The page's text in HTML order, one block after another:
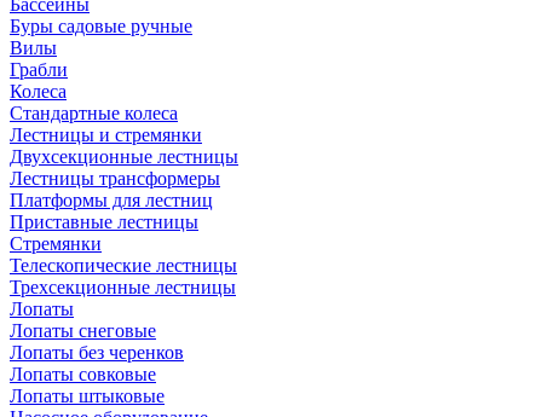
Бассейны
Буры садовые ручные
Вилы
Грабли
Колеса
Стандартные колеса
Лестницы и стремянки
Двухсекционные лестницы
Лестницы трансформеры
Платформы для лестниц
Приставные лестницы
Стремянки
Телескопические лестницы
Трехсекционные лестницы
Лопаты
Лопаты снеговые
Лопаты без черенков
Лопаты совковые
Лопаты штыковые